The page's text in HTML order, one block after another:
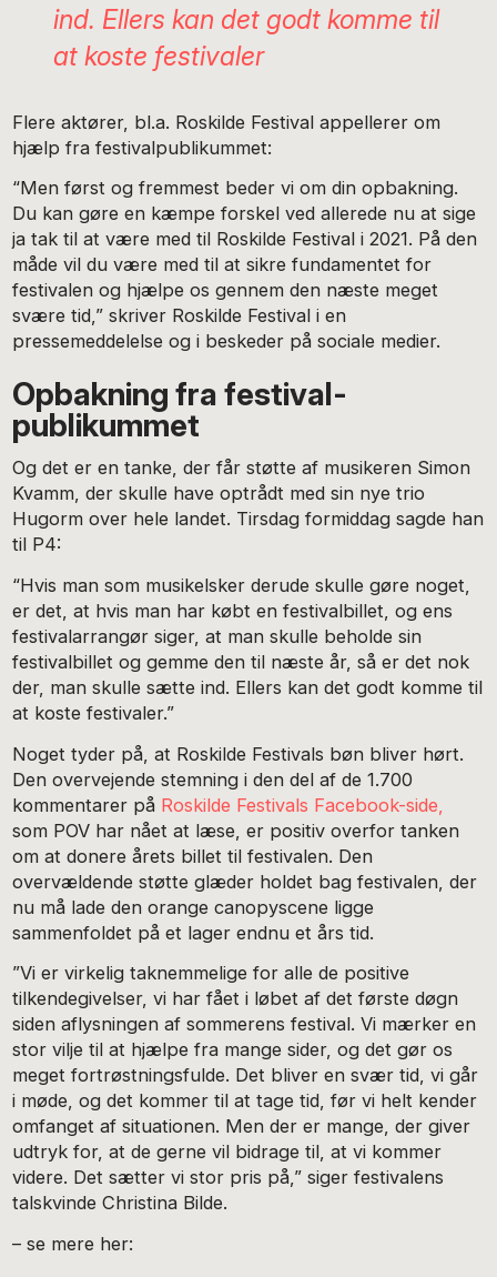
ind. Ellers kan det godt komme til
at koste festivaler
Flere aktører, bl.a. Roskilde Festival appellerer om
hjælp fra festivalpublikummet:
“Men først og fremmest beder vi om din opbakning.
Du kan gøre en kæmpe forskel ved allerede nu at sige
ja tak til at være med til Roskilde Festival i 2021. På den
måde vil du være med til at sikre fundamentet for
festivalen og hjælpe os gennem den næste meget
svære tid,” skriver Roskilde Festival i en
pressemeddelelse og i beskeder på sociale medier.
Opbakning fra festival-
publikummet
Og det er en tanke, der får støtte af musikeren Simon
Kvamm, der skulle have optrådt med sin nye trio
Hugorm over hele landet. Tirsdag formiddag sagde han
til P4:
“Hvis man som musikelsker derude skulle gøre noget,
er det, at hvis man har købt en festivalbillet, og ens
festivalarrangør siger, at man skulle beholde sin
festivalbillet og gemme den til næste år, så er det nok
der, man skulle sætte ind. Ellers kan det godt komme til
at koste festivaler.”
Noget tyder på, at Roskilde Festivals bøn bliver hørt.
Den overvejende stemning i den del af de 1.700
kommentarer på Roskilde Festivals Facebook-side,
som POV har nået at læse, er positiv overfor tanken
om at donere årets billet til festivalen. Den
overvældende støtte glæder holdet bag festivalen, der
nu må lade den orange canopyscene ligge
sammenfoldet på et lager endnu et års tid.
”Vi er virkelig taknemmelige for alle de positive
tilkendegivelser, vi har fået i løbet af det første døgn
siden aflysningen af sommerens festival. Vi mærker en
stor vilje til at hjælpe fra mange sider, og det gør os
meget fortrøstningsfulde. Det bliver en svær tid, vi går
i møde, og det kommer til at tage tid, før vi helt kender
omfanget af situationen. Men der er mange, der giver
udtryk for, at de gerne vil bidrage til, at vi kommer
videre. Det sætter vi stor pris på,” siger festivalens
talskvinde Christina Bilde.
– se mere her: